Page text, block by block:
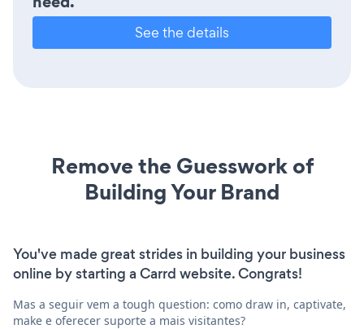
See the details
Remove the Guesswork of
Building Your Brand
You've made great strides in building your business
online by starting a Carrd website. Congrats!
Mas a seguir vem a tough question: como draw in, captivate,
make e oferecer suporte a mais visitantes?